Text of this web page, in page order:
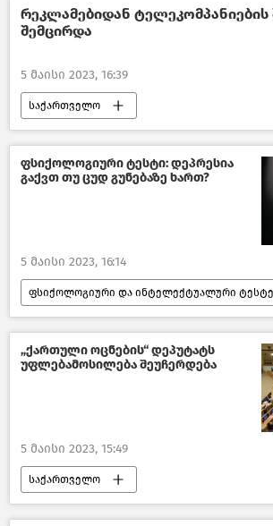
საზოგადოება ახალი ამბები
რეკლამებიდან
შემცირდა
5 მაისი 2023, 16:39
საქართველო
საზოგადოება
საქართველოს ეკონომიკა
ფსიქოლოგიური ტესტი: დეპრესია
გაქვთ თუ ცუდ გუნებაზე ხართ?
5 მაისი 2023, 16:14
ფსიქოლოგიური და ინტელექტუალური
„ქართული ოცნების“ დეპუტატს
უფლებამოსილება შეუჩერდება
5 მაისი 2023, 15:49
საქართველო
საქართველოს პარლამენტი